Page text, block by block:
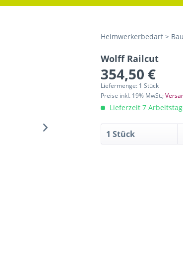
Heimwerkerbedarf >
Wolff Railcut
354,50 €
Liefermenge: 1 Stück
Preise inkl. 19% MwSt.;
Lieferzeit 7